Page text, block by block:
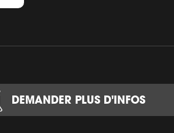
DEMANDER PLUS D'INFOS